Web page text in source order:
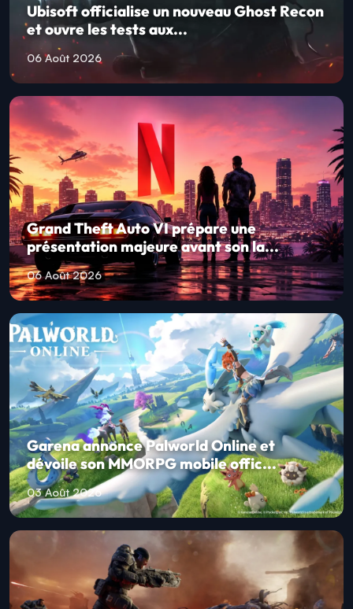
Ubisoft officialise un nouveau Ghost Recon
et ouvre les tests aux...
06 Août 2026
Grand Theft Auto VI prépare une
présentation majeure avant son la...
06 Août 2026
Garena annonce Palworld Online et
dévoile son MMORPG mobile offic...
03 Août 2026